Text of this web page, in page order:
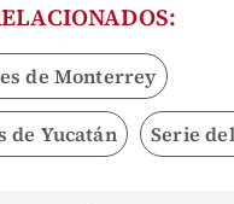
de Monterrey
de Yucatán Serie